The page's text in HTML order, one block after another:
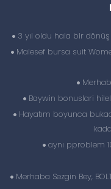
3 yıl oldu hala bir
Malesef bursa suit
Baywin bonuslari
Hayatım boyunca
aynı pproblem
Merhaba Sezgin Bey,